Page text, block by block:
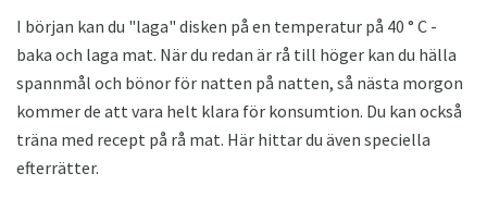
I början kan du "laga" disken på en temperatur på 40 ° C -
baka och laga mat. När du redan är rå till höger kan du hälla
spannmål och bönor för natten på natten, så nästa morgon
kommer de att vara helt klara för konsumtion. Du kan också
träna med recept på rå mat. Här hittar du även speciella
efterrätter.